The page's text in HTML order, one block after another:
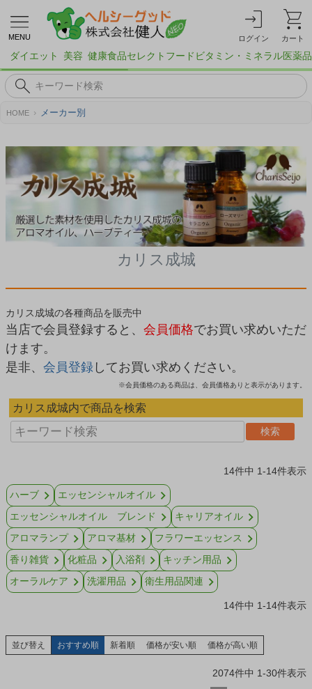
MENU ログイン カート
ダイエット 美容 健康食品セレクトフード ビタミン・ミネラル医薬品
HOME メーカー別
カリス成城
カリス成城の各種商品を販売中
当店で会員登録すると、 会員価格でお買い求めいただ
けます。
是非、 会員登録 してお買い求めください。
※会員価格のある商品は、会員価格ありと表示があります。
カリス成城内で商品を検索
検索
14件中 1-14件表示
ハーブ
エッセンシャルオイル
エッセンシャルオイル ブレンド
キャリアオイル
アロマランプ
アロマ基材
フラワーエッセンス
香り雑貨
化粧品 入浴剤
キッチン用品
オーラルケア
洗濯用品 衛生用品関連
14件中 1-14件表示
並び替え おすすめ順 新着順 価格が安い順 価格が高い順
2074件中 1-30件表示